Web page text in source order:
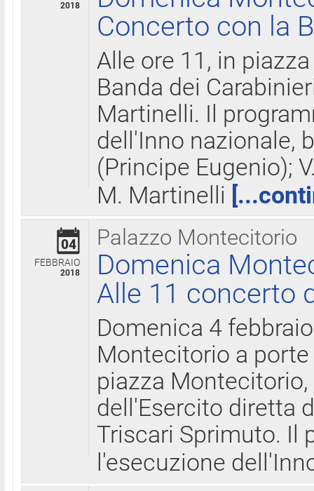
2018
Concerto con la
Alle ore 11, in
Banda dei
Martinelli. Il
dell'Inno nazionale,
(Principe Eugenio);
M. Martinelli
Palazzo Montecitorio
04
FEBBRAIO
2018
Domenica
Alle 11 concerto
Domenica 4
Montecitorio a
piazza
dell'Esercito diretta
Triscari Sprimuto. Il
l'esecuzione